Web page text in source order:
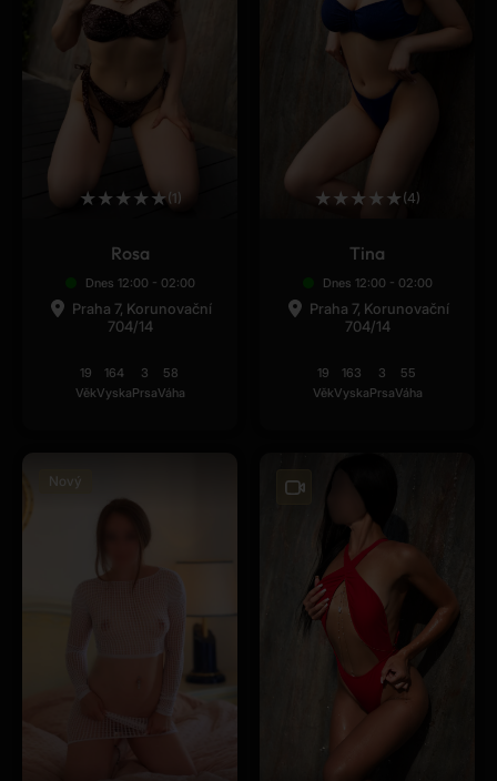
★ ★ ★ ★ ★(1)
Rosa
Dnes 12:00 - 02:00
Praha 7, Korunovační
704/14
19
Věk
164
Vyska
3
Prsa
58
Váha
★ ★ ★ ★ ★ (4)
Tina
Dnes 12:00 - 02:00
Praha 7, Korunovační
704/14
19
Věk
163
Vyska
3
Prsa
55
Váha
Nový